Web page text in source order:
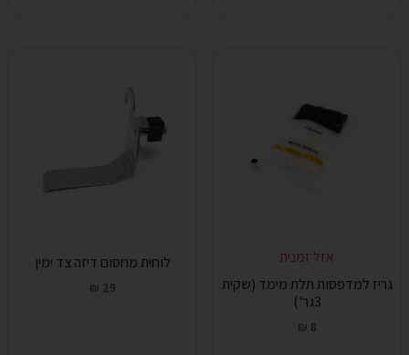
אזל זמנית
גריז למדפסות תלת מימד (שקית
3גר')
₪ 8
לוחית מחסום דיזה צד ימין
₪ 29